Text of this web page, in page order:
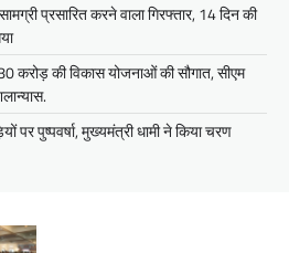
प्रसारित करने वाला गिरफ्तार, 14 दिन की
करोड़ की विकास योजनाओं की सौगात, सीएम
पर पुष्पवर्षा, मुख्यमंत्री धामी ने किया चरण